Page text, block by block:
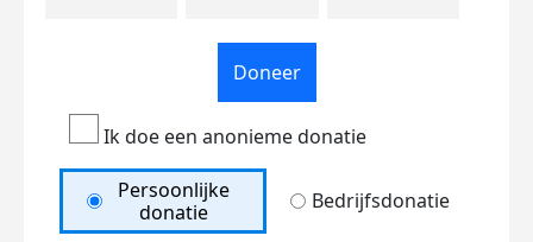
Doneer
Ik doe een anonieme donatie
Persoonlijke
donatie
Bedrijfsdonatie